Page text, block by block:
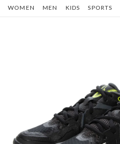
WOMEN MEN KIDS SPORTS